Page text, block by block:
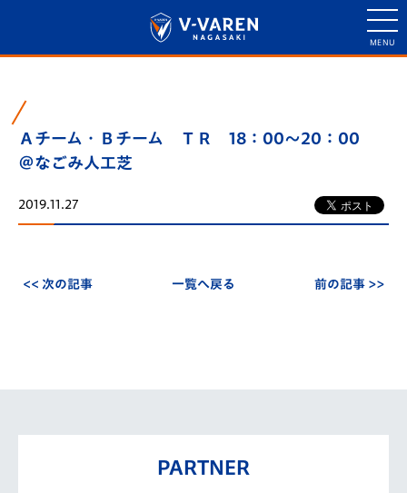
Ａチーム・Ｂチーム ＴＲ 18：00～20：00
＠なごみ人工芝
2019.11.27
<< 次の記事 一覧へ戻る 前の記事 >>
PARTNER